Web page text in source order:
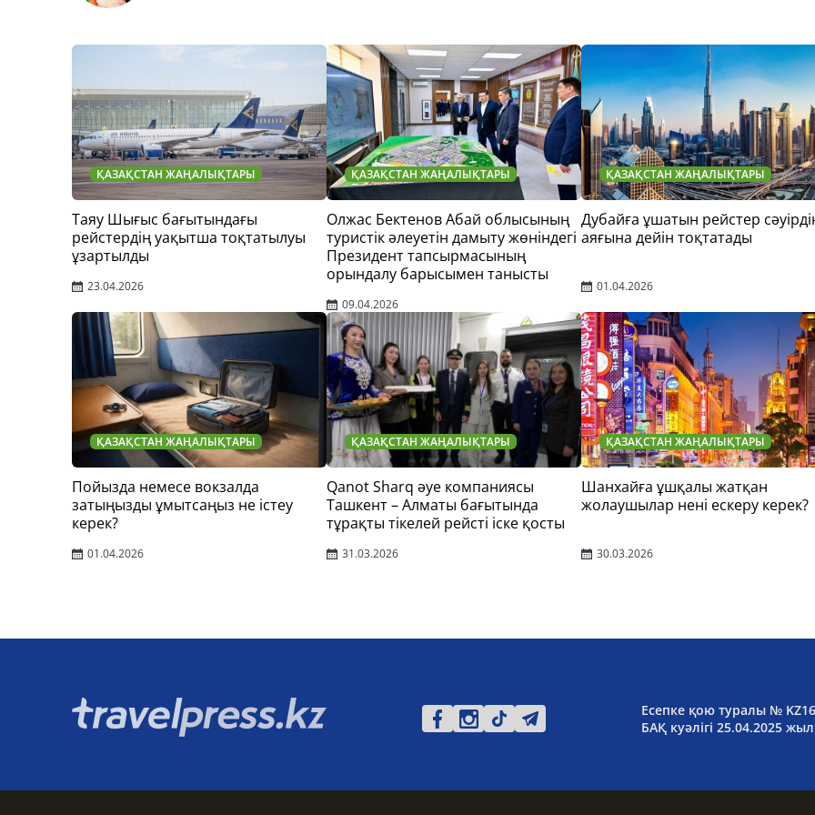
ҚАЗАҚСТАН ЖАҢАЛЫҚТАРЫ
Таяу Шығыс бағытындағы
рейстердің уақытша тоқтатылуы
ұзартылды
23.04.2026
ҚАЗАҚСТАН ЖАҢАЛЫҚТАРЫ
Олжас Бектенов Абай облысының
туристік әлеуетін дамыту жөніндегі
Президент тапсырмасының
орындалу барысымен танысты
09.04.2026
ҚАЗАҚСТАН ЖАҢАЛЫҚТАРЫ
Дубайға ұшатын рейстер
аяғына дейін тоқтатады
01.04.2026
ҚАЗАҚСТАН ЖАҢАЛЫҚТАРЫ
Пойызда немесе вокзалда
затыңызды ұмытсаңыз не істеу
керек?
01.04.2026
ҚАЗАҚСТАН ЖАҢАЛЫҚТАРЫ
Qanot Sharq әуе компаниясы
Ташкент – Алматы бағытында
тұрақты тікелей рейсті іске қосты
31.03.2026
ҚАЗАҚСТАН ЖАҢАЛЫҚТАРЫ
Шанхайға ұшқалы жатқан
жолаушылар нені ескеру керек?
30.03.2026
Есепке қою туралы №
БАҚ куәлігі 25.04.2025